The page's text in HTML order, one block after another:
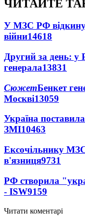
ЧИТАЙТЕ
У МЗС РФ
війни14618
Другий за день: у
генерала13831
СюжетБенкет
Москві13059
Україна
ЗМІ10463
Ексочільнику
в'язниця9731
РФ створила
- ISW9159
Читати коментарі